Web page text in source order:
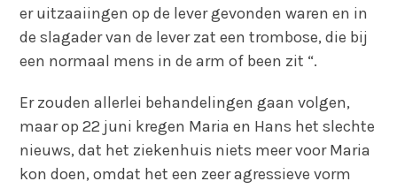
er uitzaaiingen op de lever gevonden waren en in
de slagader van de lever zat een trombose, die bij
een normaal mens in de arm of been zit “.
Er zouden allerlei behandelingen gaan volgen,
maar op 22 juni kregen Maria en Hans het slechte
nieuws, dat het ziekenhuis niets meer voor Maria
kon doen, omdat het een zeer agressieve vorm